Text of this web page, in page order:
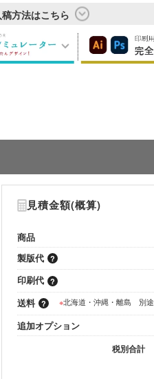
方法はこちら
見積金額(概算)
商品
製版代
印刷代
送料
※北海道・沖縄・離島 別途
追加オプション
税別合計